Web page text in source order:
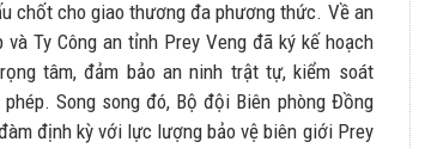
chốt cho giao thương đa phương thức. Về an
Ty Công an tỉnh Prey Veng đã ký kế hoạch
tâm, đảm bảo an ninh trật tự, kiểm soát
Song song đó, Bộ đội Biên phòng Đồng
định kỳ với lực lượng bảo vệ biên giới Prey